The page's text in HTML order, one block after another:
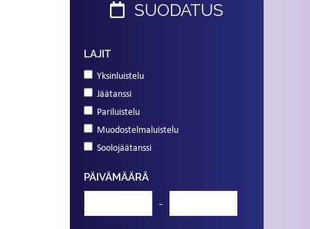
SUODATUS
LAJIT
Yksinluistelu
Jäätanssi
Pariluistelu
Muodostelmaluistelu
Soolojäätanssi
PÄIVÄMÄÄRÄ
-